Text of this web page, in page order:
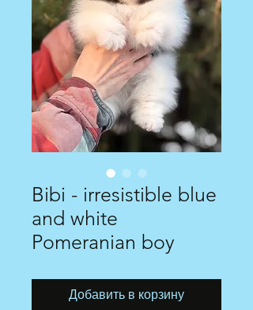
Bibi - irresistible blue
and white
Pomeranian boy
Добавить в корзину